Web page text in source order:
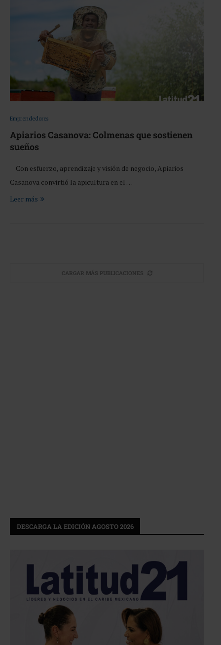
Emprendedores
Apiarios Casanova: Colmenas que sostienen
sueños
Con esfuerzo, aprendizaje y visión de negocio, Apiarios
Casanova convirtió la apicultura en el …
Leer más
CARGAR MÁS PUBLICACIONES
DESCARGA LA EDICIÓN AGOSTO 2026